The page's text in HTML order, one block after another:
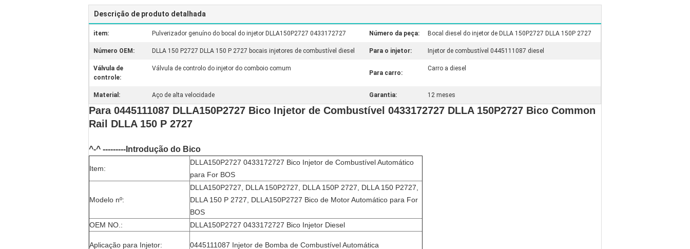
Descrição de produto detalhada
item: Pulverizador genuíno do bocal do injetor DLLA150P2727 0433172727 Número da peça: Bocal diesel do injetor de DLLA 150P2727 DLLA 150P 2727
Número OEM: DLLA 150 P2727 DLLA 150 P 2727 bocais injetores de combustível diesel Para o injetor: Injetor de combustível 0445111087 diesel
Válvula de
controle:
Válvula de controlo do injetor do comboio comum
Para carro:
Carro a diesel
Material: Aço de alta velocidade Garantia: 12 meses
Para 0445111087 DLLA150P2727 Bico Injetor de Combustível 0433172727 DLLA 150P2727 Bico Common
Rail DLLA 150 P 2727
^-^ ---------Introdução do Bico
Item:
DLLA150P2727 0433172727 Bico Injetor de Combustível Automático
para For BOS
Modelo nº:
DLLA150P2727, DLLA 150P2727, DLLA 150P 2727, DLLA 150 P2727,
DLLA 150 P 2727, DLLA150P2727 Bico de Motor Automático para For
BOS
OEM NO.:
DLLA150P2727 0433172727 Bico Injetor Diesel
Aplicação para Injetor: 0445111087 Injetor de Bomba de Combustível Automática